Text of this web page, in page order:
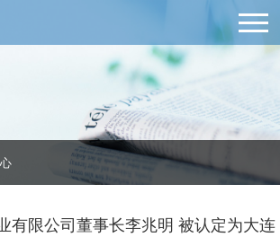
有限公司董事长李兆明 被认定为大连